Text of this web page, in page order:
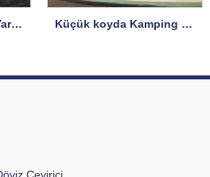
Geçmiş olsun Datça Yarımadası! Küçük koyda Kamping Büfe hizmete açıldı